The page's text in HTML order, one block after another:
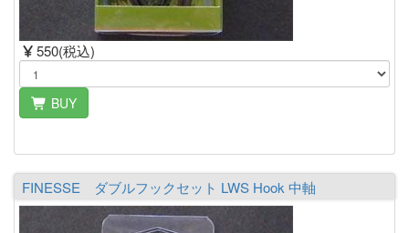
550(税込)
BUY
FINESSE ダブルフックセット LWS Hook 中軸